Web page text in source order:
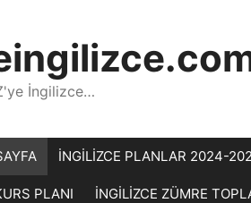
İngilizce…
İNGİLİZCE PLANLAR 2024-
PLANI İNGİLİZCE ZÜMRE